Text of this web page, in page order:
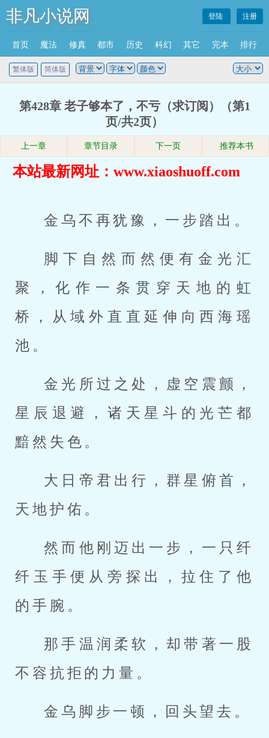
非凡小说网 登陆 注册
首页 魔法 修真 都市 历史 科幻 其它 完本 排行
繁体版 简体版
第428章 老子够本了，不亏（求订阅）（第1
页/共2页）
上一章 章节目录 下一页 推荐本书
本站最新网址：www.xiaoshuoff.com
金乌不再犹豫，一步踏出。
脚下自然而然便有金光汇
聚，化作一条贯穿天地的虹
桥，从域外直直延伸向西海瑶
池。
金光所过之处，虚空震颤，
星辰退避，诸天星斗的光芒都
黯然失色。
大日帝君出行，群星俯首，
天地护佑。
然而他刚迈出一步，一只纤
纤玉手便从旁探出，拉住了他
的手腕。
那手温润柔软，却带著一股
不容抗拒的力量。
金乌脚步一顿，回头望去。